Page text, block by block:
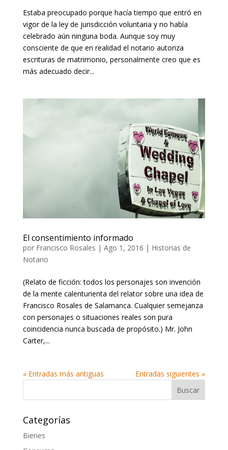
Estaba preocupado porque hacía tiempo que entró en
vigor de la ley de jurisdicción voluntaria y no había
celebrado aún ninguna boda. Aunque soy muy
consciente de que en realidad el notario autoriza
escrituras de matrimonio, personalmente creo que es
más adecuado decir...
El consentimiento informado
por Francisco Rosales | Ago 1, 2016 | Historias de
Notario
(Relato de ficción: todos los personajes son invención
de la mente calenturienta del relator sobre una idea de
Francisco Rosales de Salamanca. Cualquier semejanza
con personajes o situaciones reales son pura
coincidencia nunca buscada de propósito.) Mr. John
Carter,...
« Entradas más antiguas Entradas siguientes »
Categorías
Bienes